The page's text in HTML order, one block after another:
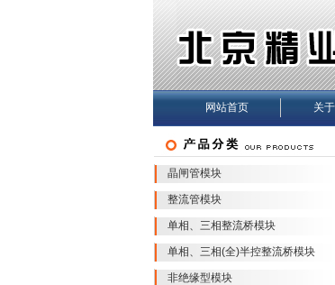
网站首页 关
晶闸管模块
整流管模块
单相、三相整流桥模块
单相、三相(全)半控整流桥模块
非绝缘型模块